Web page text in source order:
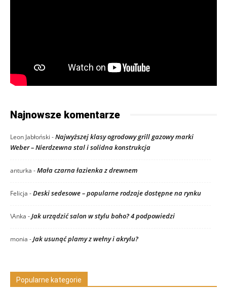
Najnowsze komentarze
Leon Jabłoński -Najwyższej klasy ogrodowy grill gazowy marki
Weber – Nierdzewna stal i solidna konstrukcja
anturka -Mała czarna łazienka z drewnem
Felicja -Deski sedesowe – popularne rodzaje dostępne na rynku
\Anka -Jak urządzić salon w stylu boho? 4 podpowiedzi
monia -Jak usunąć plamy z wełny i akrylu?
Popularne kategorie